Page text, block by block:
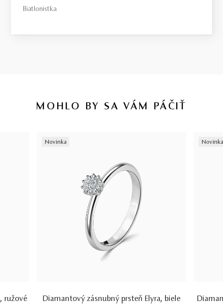
Biatlonistka
MOHLO BY SA VÁM PÁČIŤ
ružové
Novinka
Diamantový zásnubný prsteň Elyra, biele
Novinka